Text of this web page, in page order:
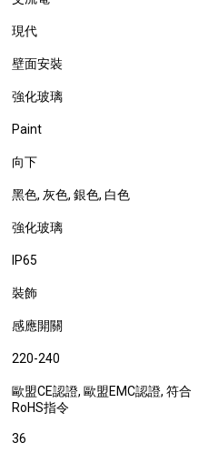
現代
壁面安裝
強化玻璃
Paint
向下
黑色, 灰色, 銀色, 白色
強化玻璃
IP65
裝飾
感應開關
220-240
歐盟CE認證, 歐盟EMC認證, 符合
RoHS指令
36